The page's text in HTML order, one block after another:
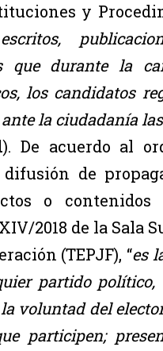
y
que durante la
los candidatos
la ciudadanía
). De acuerdo al
de
o contenidos
2018 de la Sala
(TEPJF), “es
partido
voluntad del
participen;